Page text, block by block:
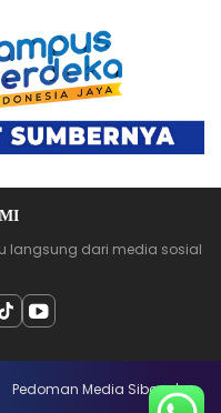
langsung dari media sosial
Pedoman Media Siber